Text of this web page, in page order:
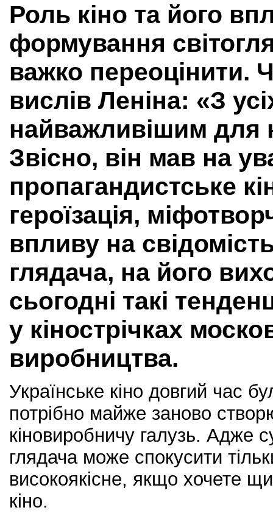
Роль кіно та його
формування
важко переоцінити.
вислів Леніна: «З
найважливішим для
Звісно, він мав на
пропагандистське
героїзація,
впливу на
глядача, на його
сьогодні такі
у кінострічках
виробництва.
Українське кіно довгий час
потрібно майже заново
кіновиробничу галузь. Адже
глядача може спокусити
високоякісне, якщо хочете
кіно.